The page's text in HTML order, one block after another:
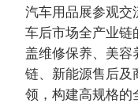
汽车用品展参观交
车后市场全产业链
盖维修保养、美容
链、新能源售后及
领，构建高规格的